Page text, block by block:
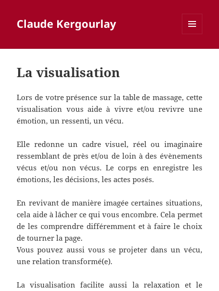
Claude Kergourlay
La visualisation
Lors de votre présence sur la table de massage, cette
visualisation vous aide à vivre et/ou revivre une
émotion, un ressenti, un vécu.
Elle redonne un cadre visuel, réel ou imaginaire
ressemblant de près et/ou de loin à des évènements
vécus et/ou non vécus. Le corps en enregistre les
émotions, les décisions, les actes posés.
En revivant de manière imagée certaines situations,
cela aide à lâcher ce qui vous encombre. Cela permet
de les comprendre différemment et à faire le choix
de tourner la page.
Vous pouvez aussi vous se projeter dans un vécu,
une relation transformé(e).
La visualisation facilite aussi la relaxation et le